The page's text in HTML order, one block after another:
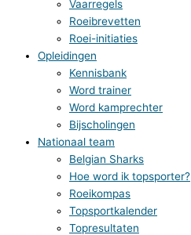
Vaarregels
Roeibrevetten
Roei-initiaties
Opleidingen
Kennisbank
Word trainer
Word kamprechter
Bijscholingen
Nationaal team
Belgian Sharks
Hoe word ik topsporter?
Roeikompas
Topsportkalender
Topresultaten